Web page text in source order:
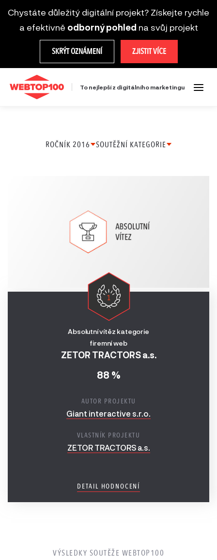
Chystáte důležitý digitální projekt? Získejte rychle
a efektivně odborný pohled na svůj projekt
SKRÝT OZNÁMENÍ ZJISTIT VÍCE
To nejlepší z digitálního marketingu
ROČNÍK 2016
2024
Ročník
2020
Ročník
Ročník
Ročník
Ročník
SOUTĚŽNÍ KATEGORIE
Mobilní řešení
Digitální reklamní
kampaň
řešení
E-mailingová kampaň
soc.sítích
Obsahový marketing
Speciální ocenění
Absolutní vítěz kategorie
firemní web
ZETOR TRACTORS a.s.
88 %
AUTOR PROJEKTU
Giant interactive s.r.o.
VLASTNÍK PROJEKTU
ZETOR TRACTORS a.s.
DETAIL HODNOCENÍ
VÝSLEDKY SOUTĚŽE WEBTOP100